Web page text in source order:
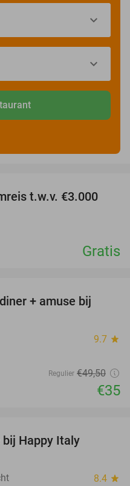
t.w.v. €3.000
Gratis
+ amuse bij
9.7 star
Regulier €49,50
€35
Happy Italy
8.4 star